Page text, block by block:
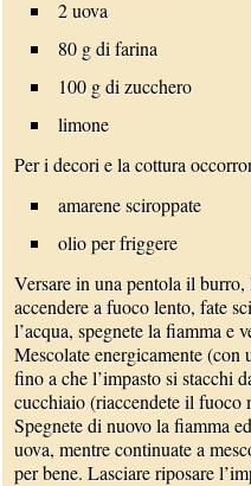
2 uova
80 g di farina
100 g di zucchero
limone
Per i decori e la cottura
amarene sciroppate
olio per friggere
Versare in una pentola il
accendere a fuoco lento, fate
l’acqua, spegnete la fiamma e
Mescolate energicamente
fino a che l’impasto si stacchi
cucchiaio (riaccendete il fuoco
Spegnete di nuovo la fiamma
uova, mentre continuate a
per bene. Lasciare riposare